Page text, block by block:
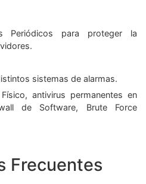
Periódicos para proteger la
sistemas de alarmas.
antivirus permanentes en
de Software, Brute Force
Frecuentes